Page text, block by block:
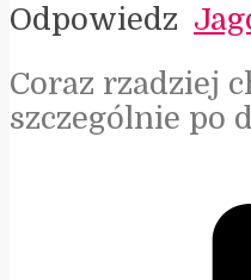
Odpowiedz
Coraz rzadziej
szczególnie po